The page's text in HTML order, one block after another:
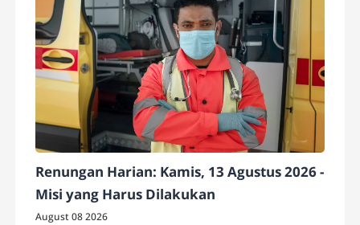
Renungan Harian: Kamis, 13 Agustus 2026 -
Misi yang Harus Dilakukan
August 08 2026